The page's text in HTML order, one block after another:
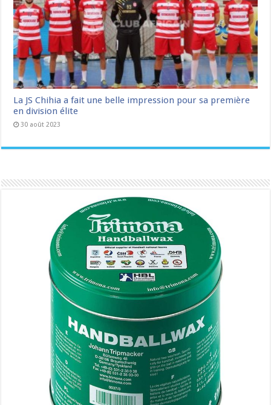
La JS Chihia a fait une belle impression pour sa première
en division élite
30 août 2023